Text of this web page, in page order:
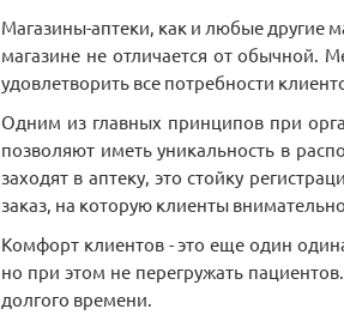
Магазины-аптеки, как и любые другие
магазине не отличается от обычной.
удовлетворить все потребности
Одним из главных принципов при
позволяют иметь уникальность в
заходят в аптеку, это стойку
заказ, на которую клиенты
Комфорт клиентов - это еще один
но при этом не перегружать
долгого времени.